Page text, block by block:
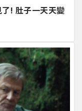
! 肚子一天天變